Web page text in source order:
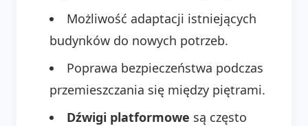
Możliwość adaptacji istniejących
budynków do nowych potrzeb.
Poprawa bezpieczeństwa podczas
przemieszczania się między piętrami.
Dźwigi platformowe są często